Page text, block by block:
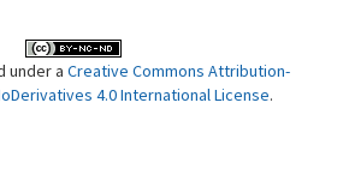
under a Creative Commons Attribution-
4.0 International License.